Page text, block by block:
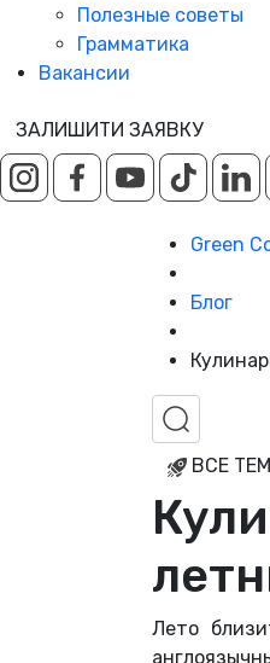
Полезные советы
Грамматика
Вакансии
ЗАЛИШИТИ ЗАЯВКУ
Green
Блог
ВСЕ
Лето